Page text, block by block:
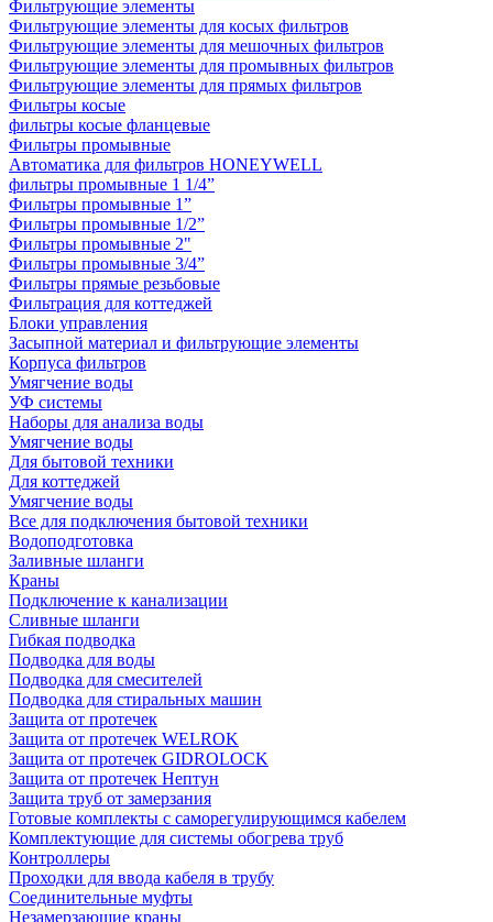
Фильтрующие элементы
Фильтрующие элементы для косых фильтров
Фильтрующие элементы для мешочных фильтров
Фильтрующие элементы для промывных фильтров
Фильтрующие элементы для прямых фильтров
Фильтры косые
фильтры косые фланцевые
Фильтры промывные
Автоматика для фильтров HONEYWELL
фильтры промывные 1 1/4”
Фильтры промывные 1”
Фильтры промывные 1/2”
Фильтры промывные 2"
Фильтры промывные 3/4”
Фильтры прямые резьбовые
Фильтрация для коттеджей
Блоки управления
Засыпной материал и фильтрующие элементы
Корпуса фильтров
Умягчение воды
УФ системы
Наборы для анализа воды
Умягчение воды
Для бытовой техники
Для коттеджей
Умягчение воды
Все для подключения бытовой техники
Водоподготовка
Заливные шланги
Краны
Подключение к канализации
Сливные шланги
Гибкая подводка
Подводка для воды
Подводка для смесителей
Подводка для стиральных машин
Защита от протечек
Защита от протечек WELROK
Защита от протечек GIDROLOCK
Защита от протечек Нептун
Защита труб от замерзания
Готовые комплекты с саморегулирующимся кабелем
Комплектующие для системы обогрева труб
Контроллеры
Проходки для ввода кабеля в трубу
Соединительные муфты
Незамерзающие краны